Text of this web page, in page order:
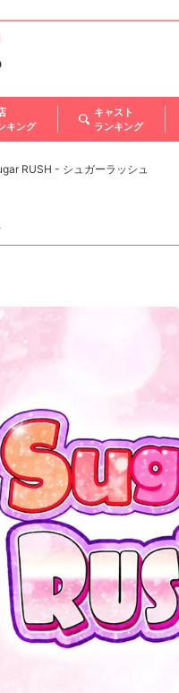
キング
キャスト
ランキング
RUSH - シュガーラッシュ